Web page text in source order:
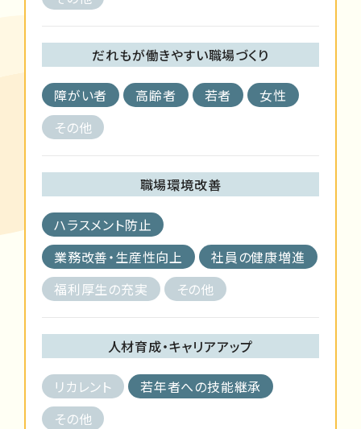
だれもが働きやすい職場づくり
障がい者 高齢者 若者
女性
その他
職場環境改善
ハラスメント防止
業務改善・生産性向上
社員の健康増進
福利厚生の充実
その他
人材育成・キャリアアップ
リカレント
若年者への技能継承
その他